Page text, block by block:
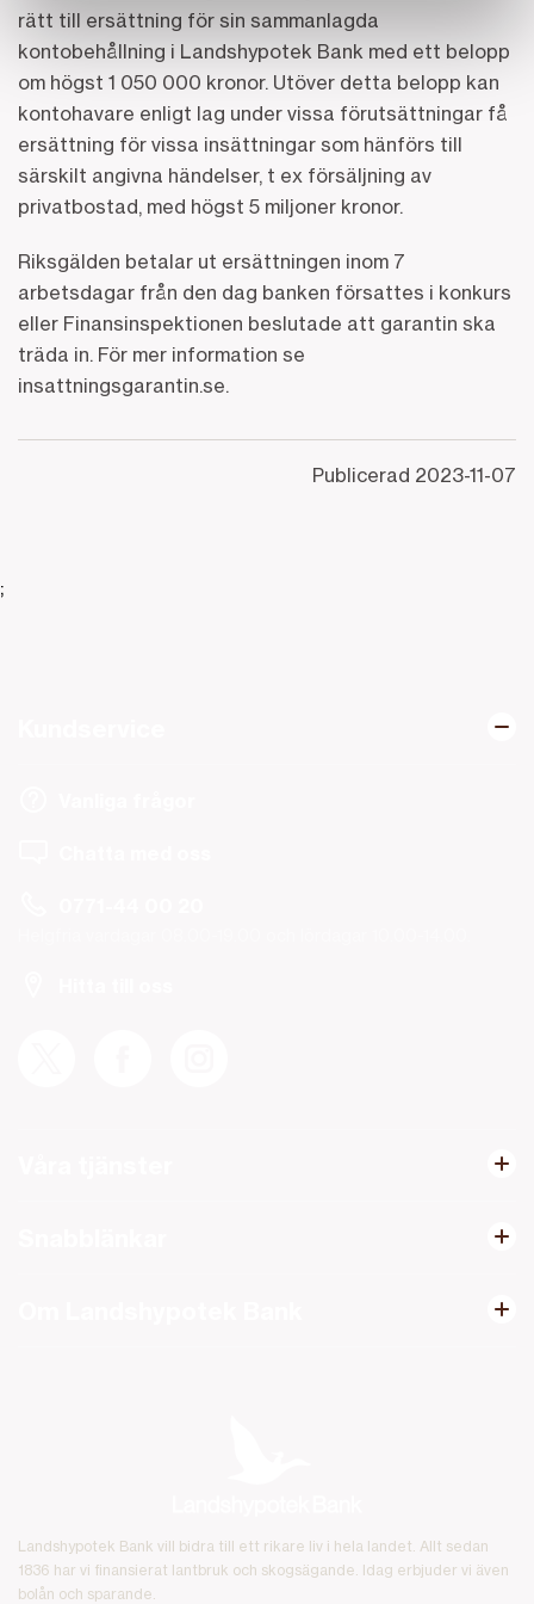
rätt till ersättning för sin sammanlagda
kontobehållning i Landshypotek Bank med ett belopp
om högst 1 050 000 kronor. Utöver detta belopp kan
kontohavare enligt lag under vissa förutsättningar få
ersättning för vissa insättningar som hänförs till
särskilt angivna händelser, t ex försäljning av
privatbostad, med högst 5 miljoner kronor.
Riksgälden betalar ut ersättningen inom 7
arbetsdagar från den dag banken försattes i konkurs
eller Finansinspektionen beslutade att garantin ska
träda in. För mer information se
insattningsgarantin.se.
Publicerad 2023-11-07
;
Landshypotek Bank vill bidra till ett rikare liv i hela landet. Allt sedan
1836 har vi finansierat lantbruk och skogsägande. Idag erbjuder vi även
bolån och sparande.